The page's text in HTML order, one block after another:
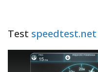
Test speedtest.net